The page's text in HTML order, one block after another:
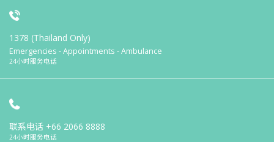
1378 (Thailand Only)
Emergencies - Appointments - Ambulance
24小时服务电话
联系电话 +66 2066 8888
24小时服务电话